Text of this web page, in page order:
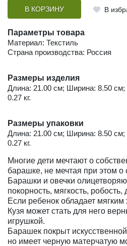
В КОРЗИНУ В
Параметры товара
Материал: Текстиль
Страна производства: Россия
Размеры изделия
Длина: 21.00 см; Ширина: 8.50
0.27 кг.
Размеры упаковки
Длина: 21.00 см; Ширина: 8.50
0.27 кг.
Многие дети мечтают о
барашке, не мечтая при этом
Барашки и овечки
покорность, мягкость, робость,
Если ребенок обладает
Кузя может стать для него
игрушкой.
Барашек покрыт
но имеет черную матерчатую